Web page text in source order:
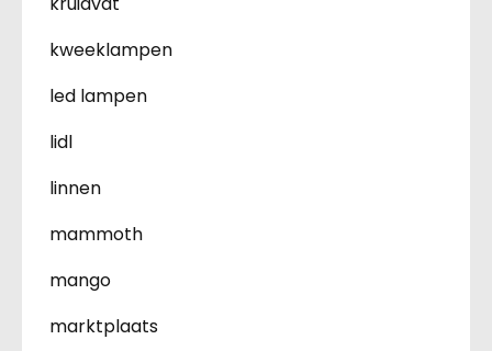
kweeklampen
led lampen
lidl
linnen
mammoth
mango
marktplaats